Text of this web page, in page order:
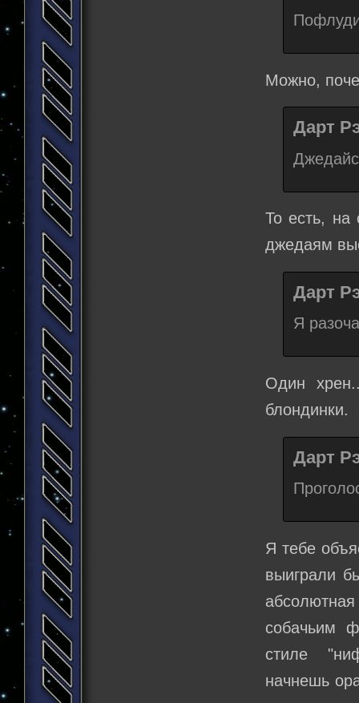
Можно,
Дарт
То есть, на
джедаям
Дарт
Я
Один
блондинки.
Дарт
Я тебе
выиграли
собачьим
стиле
начнешь